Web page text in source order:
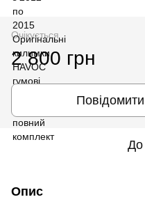
Очікується
2 800 грн
До
Опис